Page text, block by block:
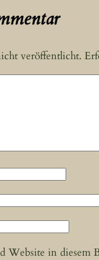
veröffentlicht.
Website in diesem